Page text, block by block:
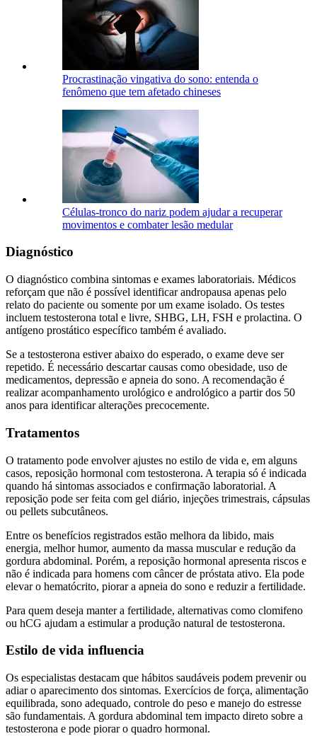
Procrastinação vingativa do sono: entenda o
fenômeno que tem afetado chineses
Células-tronco do nariz podem ajudar a recuperar
movimentos e combater lesão medular
Diagnóstico
O diagnóstico combina sintomas e exames laboratoriais. Médicos
reforçam que não é possível identificar andropausa apenas pelo
relato do paciente ou somente por um exame isolado. Os testes
incluem testosterona total e livre, SHBG, LH, FSH e prolactina. O
antígeno prostático específico também é avaliado.
Se a testosterona estiver abaixo do esperado, o exame deve ser
repetido. É necessário descartar causas como obesidade, uso de
medicamentos, depressão e apneia do sono. A recomendação é
realizar acompanhamento urológico e andrológico a partir dos 50
anos para identificar alterações precocemente.
Tratamentos
O tratamento pode envolver ajustes no estilo de vida e, em alguns
casos, reposição hormonal com testosterona. A terapia só é indicada
quando há sintomas associados e confirmação laboratorial. A
reposição pode ser feita com gel diário, injeções trimestrais, cápsulas
ou pellets subcutâneos.
Entre os benefícios registrados estão melhora da libido, mais
energia, melhor humor, aumento da massa muscular e redução da
gordura abdominal. Porém, a reposição hormonal apresenta riscos e
não é indicada para homens com câncer de próstata ativo. Ela pode
elevar o hematócrito, piorar a apneia do sono e reduzir a fertilidade.
Para quem deseja manter a fertilidade, alternativas como clomifeno
ou hCG ajudam a estimular a produção natural de testosterona.
Estilo de vida influencia
Os especialistas destacam que hábitos saudáveis podem prevenir ou
adiar o aparecimento dos sintomas. Exercícios de força, alimentação
equilibrada, sono adequado, controle do peso e manejo do estresse
são fundamentais. A gordura abdominal tem impacto direto sobre a
testosterona e pode piorar o quadro hormonal.